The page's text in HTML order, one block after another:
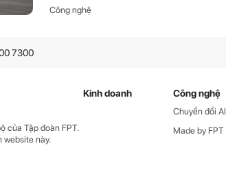
Công nghệ
7300
của Tập đoàn FPT.
website này.
Kinh doanh Công nghệ
Chuyển đổi AI
Made by FPT